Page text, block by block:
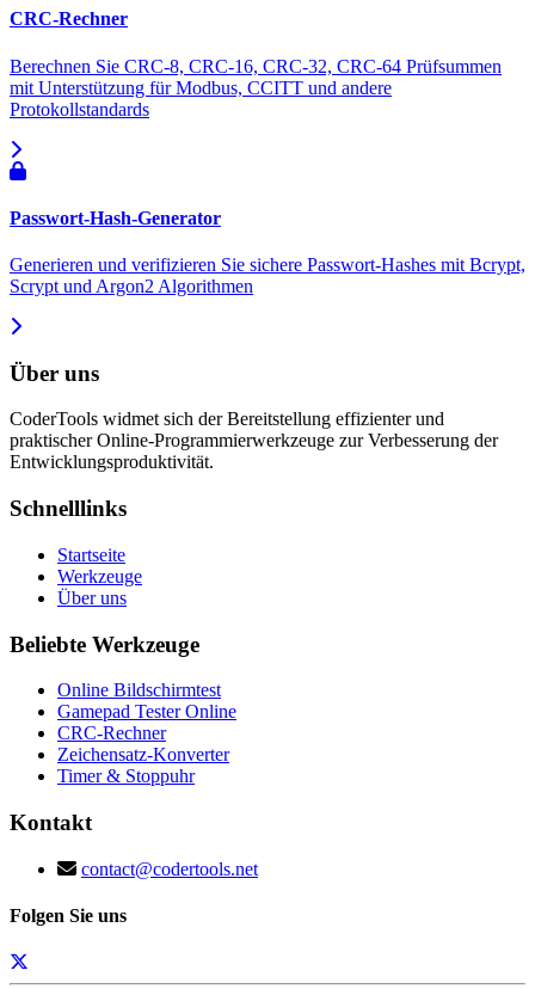
CRC-Rechner
Berechnen Sie CRC-8, CRC-16, CRC-32, CRC-64 Prüfsummen
mit Unterstützung für Modbus, CCITT und andere
Protokollstandards
Passwort-Hash-Generator
Generieren und verifizieren Sie sichere Passwort-Hashes mit Bcrypt,
Scrypt und Argon2 Algorithmen
Über uns
CoderTools widmet sich der Bereitstellung effizienter und
praktischer Online-Programmierwerkzeuge zur Verbesserung der
Entwicklungsproduktivität.
Schnelllinks
Startseite
Werkzeuge
Über uns
Beliebte Werkzeuge
Online Bildschirmtest
Gamepad Tester Online
CRC-Rechner
Zeichensatz-Konverter
Timer & Stoppuhr
Kontakt
contact@codertools.net
Folgen Sie uns